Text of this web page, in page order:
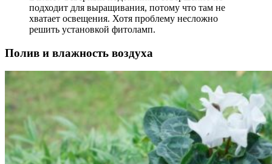
подходит для выращивания, потому что там не
хватает освещения. Хотя проблему несложно
решить установкой фитоламп.
Полив и влажность воздуха